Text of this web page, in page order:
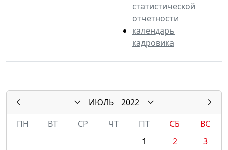
статистической
отчетности
календарь
кадровика
ИЮЛЬ
2022
ПН
ВТ СР ЧТ ПТ СБ
ВС
1
2
3